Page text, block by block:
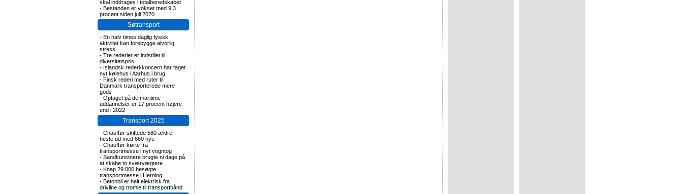
skal inddrages i totalberedskabet
- Bestanden er vokset med 9,3
procent siden juli 2020
Søtransport
- En halv times daglig fysisk
aktivitet kan forebygge alvorlig
stress
- Tre rederier er indstillet til
diversitetspris
- Islandsk rederi-koncern har taget
nyt kølehus i Aarhus i brug
- Finsk rederi med ruter til
Danmark transporterede mere
gods
- Optaget på de maritime
uddannelser er 17 procent højere
end i 2022
Transport 2025
- Chauffør skiftede 580 ældre
heste ud med 660 nye
- Chauffør kørte fra
transportmesse i nyt vogntog
- Sandkunstnere brugte ni dage på
at skabe to sværvægtere
- Knap 29.000 besøgte
transportmesse i Herning
- Betonbil er helt elektrisk fra
drivline og tromle til transportbånd